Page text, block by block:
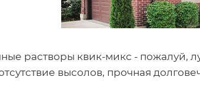
растворы квик-микс - пожалуй,
высолов, прочная